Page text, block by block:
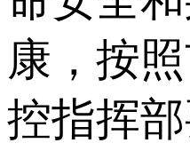
康，按
控指挥